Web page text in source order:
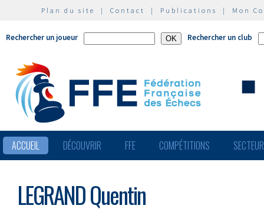
Plan du site | Contact | Publications | Mon
Rechercher un joueur Rechercher un club
ACCUEIL DÉCOUVRIR FFE COMPÉTITIONS
LEGRAND Quentin